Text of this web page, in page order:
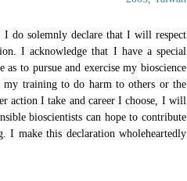
do solemnly declare that I will respect
I acknowledge that I have a special
to pursue and exercise my bioscience
my training to do harm to others or the
action I take and career I choose, I will
bioscientists can hope to contribute
I make this declaration wholeheartedly